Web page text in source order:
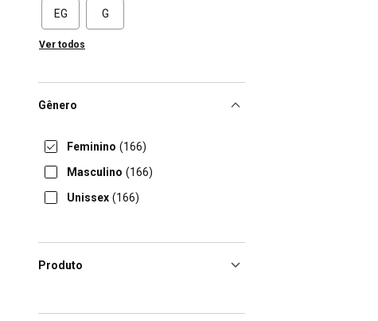
EG G
Ver todos
Gênero
Feminino (166)
Masculino (166)
Unissex (166)
Produto